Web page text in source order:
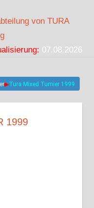
07.08.2026
▶Tura Mixed Turnier 1999
1999